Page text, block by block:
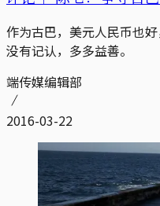
作为古巴，美元人民币也
没有记认，多多益善。
端传媒编辑部
2016-03-22